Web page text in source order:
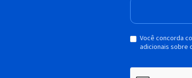
Você concorda
adicionais sobre